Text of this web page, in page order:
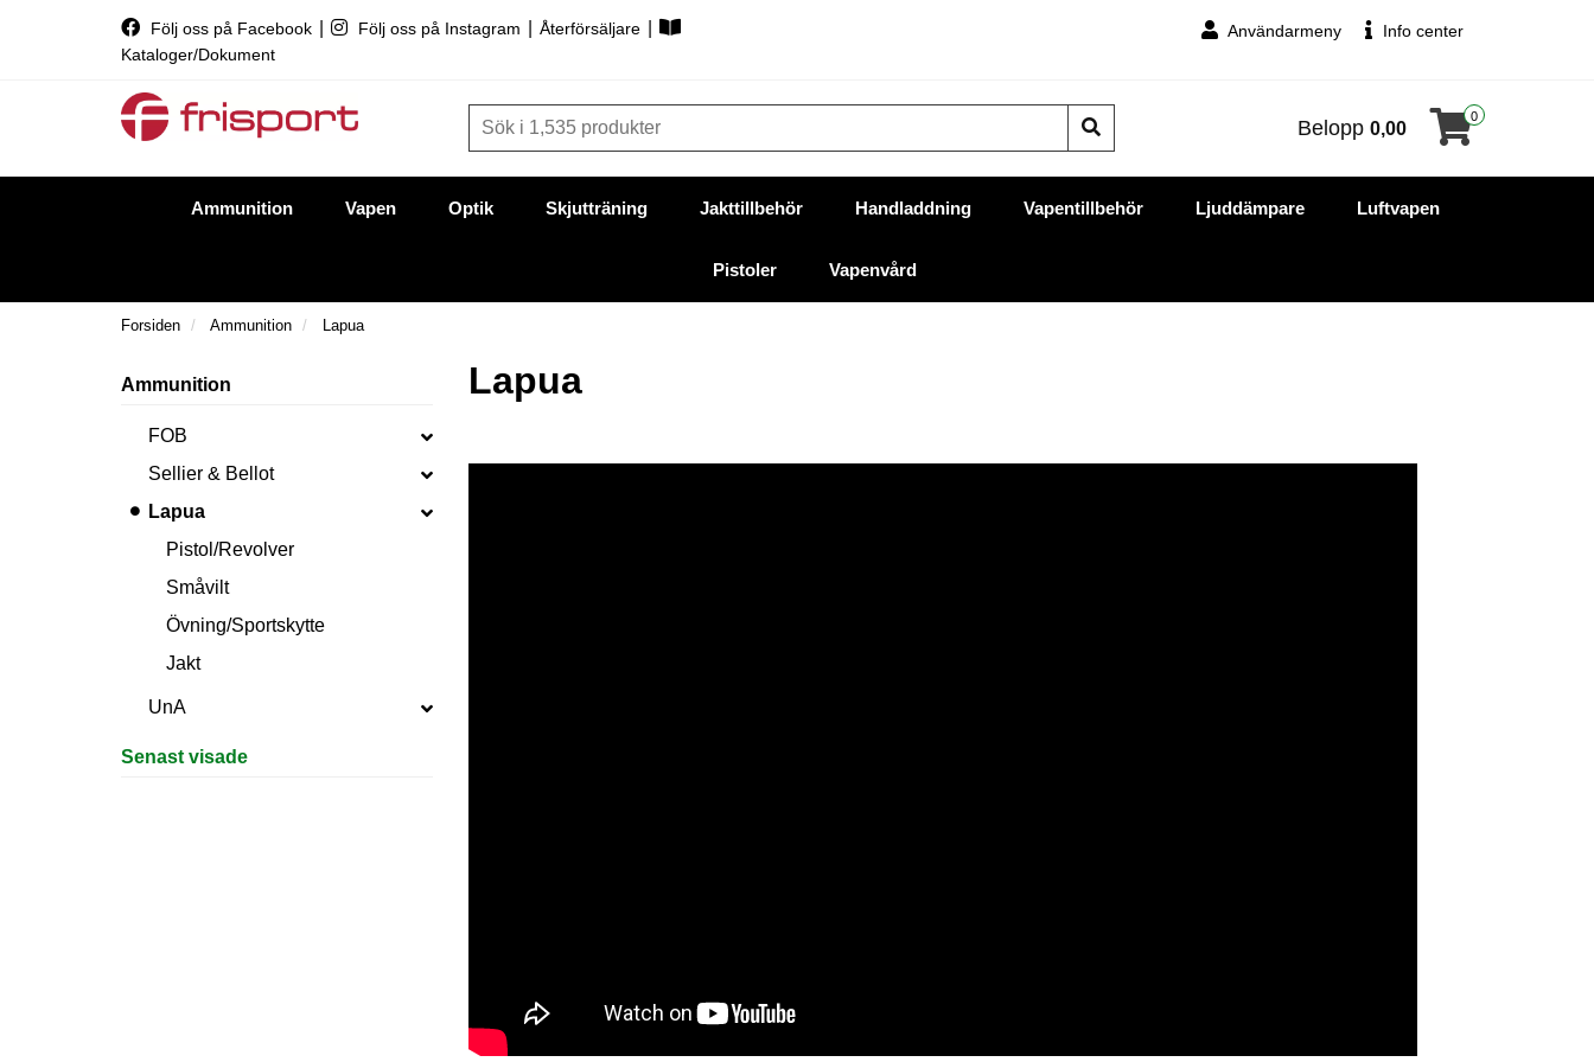
Följ oss på Facebook Följ oss på Instagram Återförsäljare
Kataloger/Dokument
Användarmeny Info center
Belopp 0,00
0
Ammunition Vapen Optik Skjutträning Jakttillbehör Handladdning Vapentillbehör Ljuddämpare Luftvapen
Pistoler Vapenvård
Forsiden Ammunition Lapua
Ammunition
FOB
Sellier & Bellot
Lapua
Pistol/Revolver
Småvilt
Övning/Sportskytte
Jakt
UnA
Senast visade
Lapua